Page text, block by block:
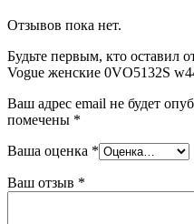
Отзывов пока нет.
Будьте первым, кто оставил
Vogue женские 0VO5132S
Ваш адрес email не будет
помечены *
Ваша оценка *
Ваш отзыв *